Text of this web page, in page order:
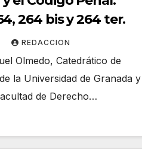
264 bis y 264 ter.
REDACCION
Olmedo, Catedrático de
la Universidad de Granada y
de Derecho…